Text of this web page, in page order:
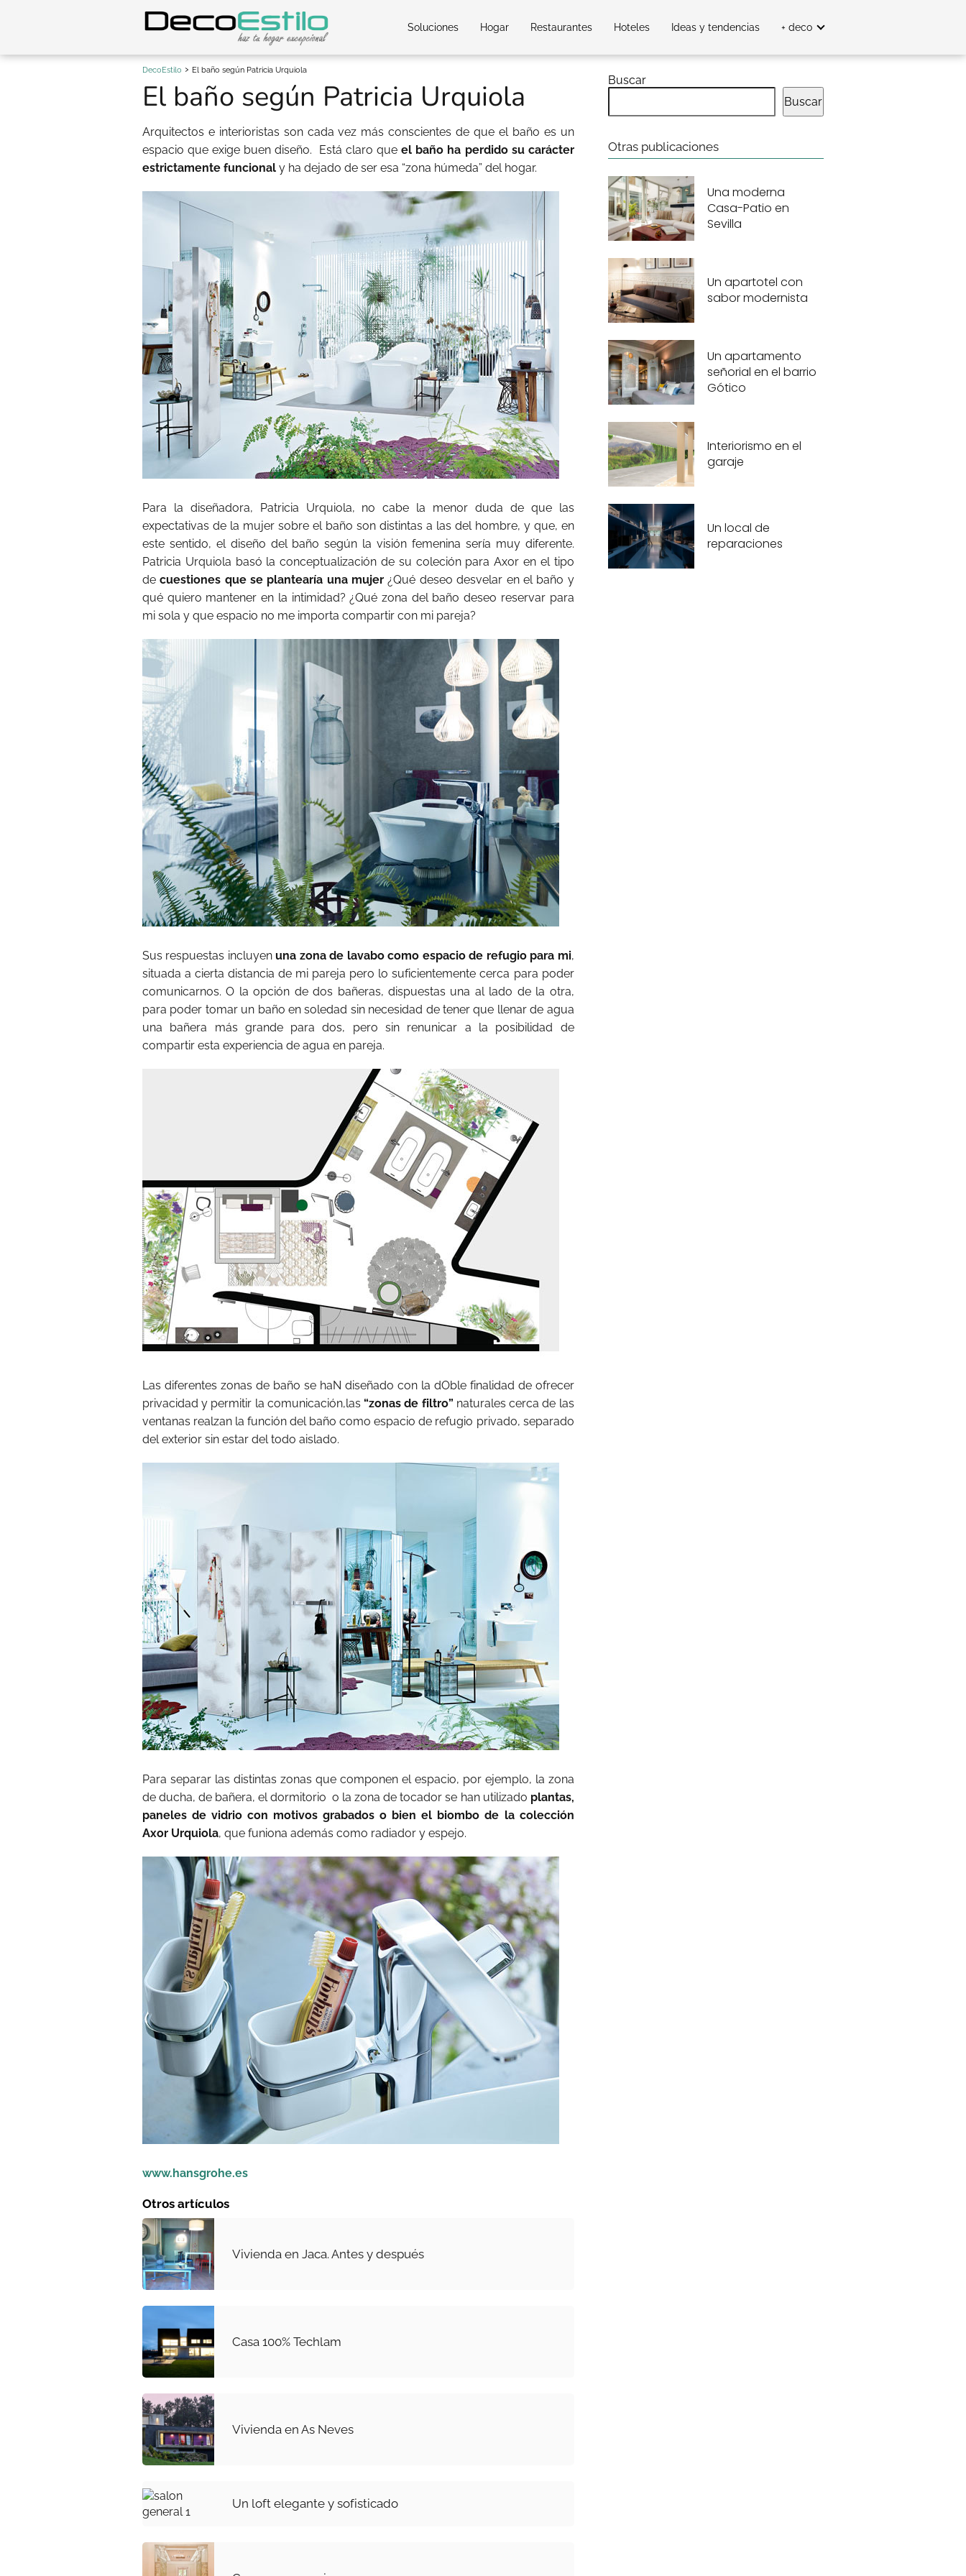
Soluciones Hogar Restaurantes Hoteles Ideas y tendencias + deco
DecoEstilo El baño según Patricia Urquiola
El baño según Patricia Urquiola
Arquitectos e interioristas son cada vez más conscientes de que el baño es un
espacio que exige buen diseño. Está claro que el baño ha perdido su carácter
estrictamente funcional y ha dejado de ser esa “zona húmeda” del hogar.
Para la diseñadora, Patricia Urquiola, no cabe la menor duda de que las
expectativas de la mujer sobre el baño son distintas a las del hombre, y que, en
este sentido, el diseño del baño según la visión femenina sería muy diferente.
Patricia Urquiola basó la conceptualización de su coleción para Axor en el tipo
decuestiones que se plantearía una mujer ¿Qué deseo desvelar en el baño y
qué quiero mantener en la intimidad? ¿Qué zona del baño deseo reservar para
mi sola y que espacio no me importa compartir con mi pareja?
Sus respuestas incluyenuna zona de lavabo como espacio de refugio para mi,
situada a cierta distancia de mi pareja pero lo suficientemente cerca para poder
comunicarnos. O la opción de dos bañeras, dispuestas una al lado de la otra,
para poder tomar un baño en soledad sin necesidad de tener que llenar de agua
una bañera más grande para dos, pero sin renunicar a la posibilidad de
compartir esta experiencia de agua en pareja.
Las diferentes zonas de baño se haN diseñado con la dOble finalidad de ofrecer
privacidad y permitir la comunicación,las “zonas de filtro” naturales cerca de las
ventanas realzan la función del baño como espacio de refugio privado, separado
del exterior sin estar del todo aislado.
Para separar las distintas zonas que componen el espacio, por ejemplo, la zona
de ducha, de bañera, el dormitorio o la zona de tocador se han utilizado plantas,
paneles de vidrio con motivos grabados o bien el biombo de la colección
Axor Urquiola, que funiona además como radiador y espejo.
www.hansgrohe.es
Otros artículos
Vivienda en Jaca. Antes y después
Casa 100% Techlam
Vivienda en As Neves
Un loft elegante y sofisticado
Buscar
Buscar
Otras publicaciones
Una moderna
Casa-Patio en
Sevilla
Un apartotel con
sabor modernista
Un apartamento
señorial en el barrio
Gótico
Interiorismo en el
garaje
Un local de
reparaciones